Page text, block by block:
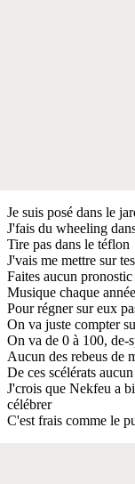
Je suis posé dans le
J'fais du wheeling
Tire pas dans le téflon
J'vais me mettre sur
Faites aucun
Musique chaque année
Pour régner sur eux
On va juste compter
On va de 0 à 100, de-
Aucun des rebeus de
De ces scélérats aucun
J'crois que Nekfeu a
célébrer
C'est frais comme le